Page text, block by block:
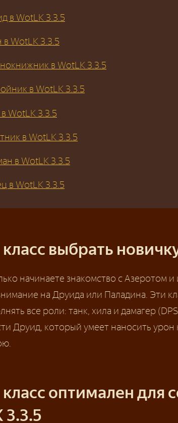
в WotLK 3.3.5
в WotLK 3.3.5
в WotLK 3.3.5
в WotLK 3.3.5
WotLK 3.3.5
в WotLK 3.3.5
в WotLK 3.3.5
в WotLK 3.3.5
выбрать
начинаете знакомство с Азеротом
на Друида или Паладина. Эти
все роли: танк, хила и дамагер
Друид, который умеет наносить урон
оптимален для
3.3.5